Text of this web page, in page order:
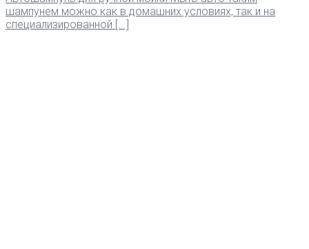
шампунем можно как в домашних условиях, так и на
специализированной [...]